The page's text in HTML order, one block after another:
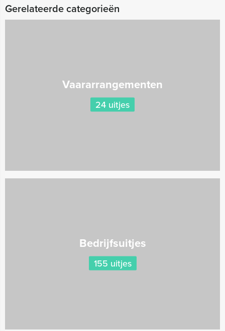
Gerelateerde categorieën
Vaararrangementen
24 uitjes
Bedrijfsuitjes
155 uitjes